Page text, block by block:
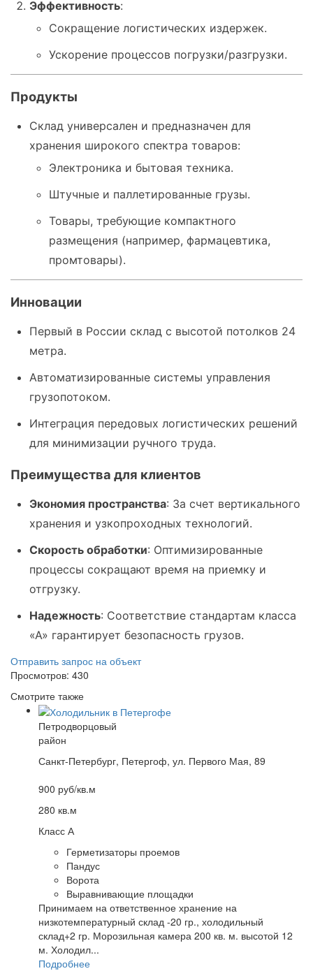
Эффективность:
Сокращение логистических издержек.
Ускорение процессов погрузки/разгрузки.
Продукты
Склад универсален и предназначен для
хранения широкого спектра товаров:
Электроника и бытовая техника.
Штучные и паллетированные грузы.
Товары, требующие компактного
размещения (например, фармацевтика,
промтовары).
Инновации
Первый в России склад с высотой потолков 24
метра.
Автоматизированные системы управления
грузопотоком.
Интеграция передовых логистических решений
для минимизации ручного труда.
Преимущества для клиентов
Экономия пространства: За счет вертикального
хранения и узкопроходных технологий.
Скорость обработки: Оптимизированные
процессы сокращают время на приемку и
отгрузку.
Надежность: Соответствие стандартам класса
«А» гарантирует безопасность грузов.
Отправить запрос на объект
Просмотров: 430
Смотрите также
Петродворцовый
район
Санкт-Петербург, Петергоф, ул. Первого Мая, 89
900 руб/кв.м
280 кв.м
Класс А
Герметизаторы проемов
Пандус
Ворота
Выравнивающие площадки
Принимаем на ответственное хранение на
низкотемпературный склад -20 гр., холодильный
склад+2 гр. Морозильная камера 200 кв. м. высотой 12
м. Холодил...
Подробнее